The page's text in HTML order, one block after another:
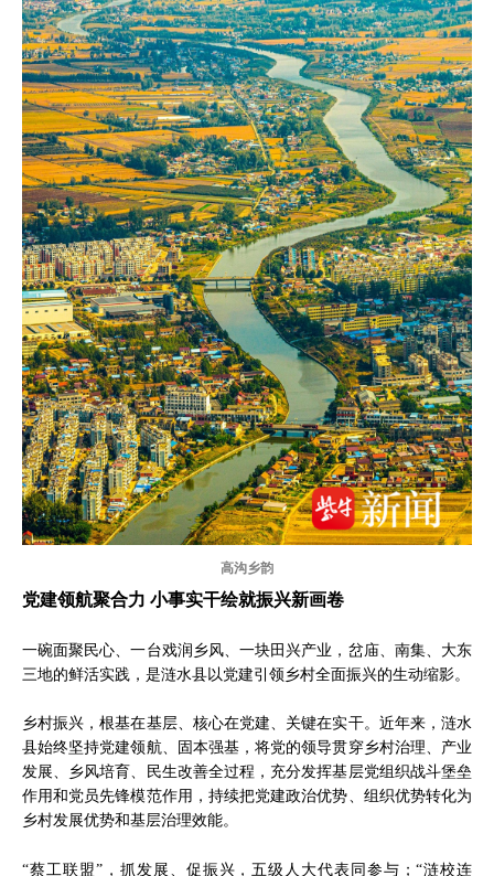
高沟乡韵
党建领航聚合力 小事实干绘就振兴新画卷
一碗面聚民心、一台戏润乡风、一块田兴产业，岔庙、南集、大东
三地的鲜活实践，是涟水县以党建引领乡村全面振兴的生动缩影。
乡村振兴，根基在基层、核心在党建、关键在实干。近年来，涟水
县始终坚持党建领航、固本强基，将党的领导贯穿乡村治理、产业
发展、乡风培育、民生改善全过程，充分发挥基层党组织战斗堡垒
作用和党员先锋模范作用，持续把党建政治优势、组织优势转化为
乡村发展优势和基层治理效能。
“蔡工联盟”，抓发展、促振兴，五级人大代表同参与；“涟校连